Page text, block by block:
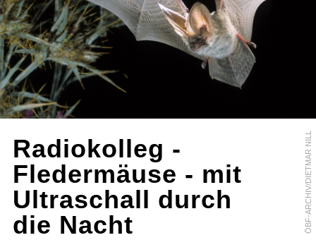
ÖBF-ARCHIV/DIETMAR NILL
Radiokolleg -
Fledermäuse - mit
Ultraschall durch
die Nacht